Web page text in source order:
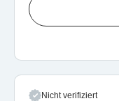
Nicht verifiziert